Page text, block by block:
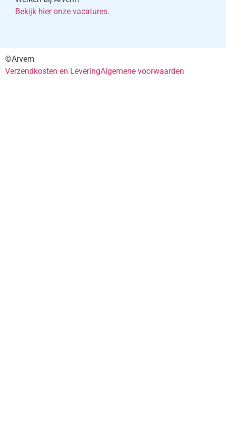
Bekijk hier onze vacatures.
©Arvem
Verzendkosten en LeveringAlgemene voorwaarden